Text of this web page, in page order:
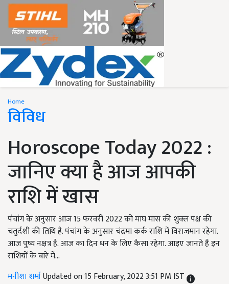
Home
विविध
Horoscope Today 2022 :
जानिए क्या है आज आपकी
राशि में खास
पंचांग के अनुसार आज 15 फरवरी 2022 को माघ मास की शुक्ल पक्ष की
चतुर्दशी की तिथि है. पंचांग के अनुसार चंद्रमा कर्क राशि में विराजमान रहेगा.
आज पुष्य नक्षत्र है. आज का दिन धन के लिए कैसा रहेगा. आइए जानते हैं इन
राशियों के बारे में...
मनीशा शर्माUpdated on 15 February, 2022 3:51 PM IST